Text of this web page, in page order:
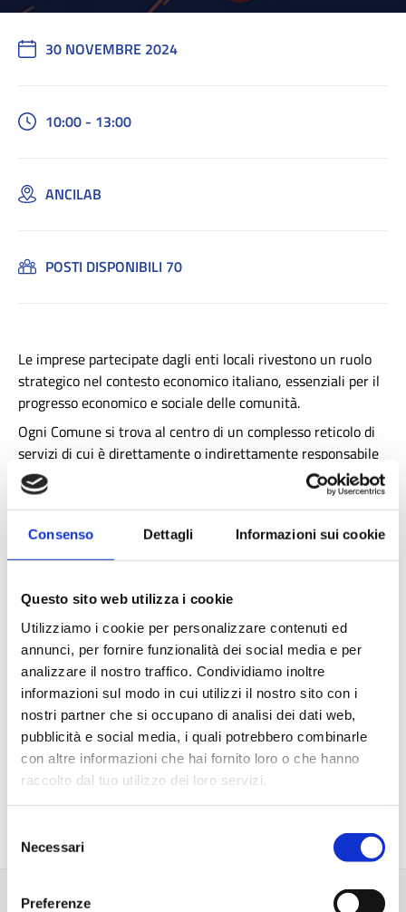
Consenso Dettagli Informazioni sui cookie
Questo sito web utilizza i cookie
Utilizziamo i cookie per personalizzare contenuti ed
annunci, per fornire funzionalità dei social media e per
analizzare il nostro traffico. Condividiamo inoltre
informazioni sul modo in cui utilizzi il nostro sito con i
nostri partner che si occupano di analisi dei dati web,
pubblicità e social media, i quali potrebbero combinarle
con altre informazioni che hai fornito loro o che hanno
raccolto dal tuo utilizzo dei loro servizi.
delNecessari
Preferenze
30 NOVEMBRE 2024
10:00 - 13:00
ANCILAB
POSTI DISPONIBILI 70
Le imprese partecipate dagli enti locali rivestono un ruolo
strategico nel contesto economico italiano, essenziali per il
progresso economico e sociale delle comunità.
Ogni Comune si trova al centro di un complesso reticolo di
servizi di cui è direttamente o indirettamente responsabile
e che travalicano la sua dimensione territoriale. Del resto,
nel tempo il Comune ha esternalizzato la gran parte delle
però mantiene compiti di indirizzo strategico e di controllo.
A partire da questa constatazione, l'incontro affronterà i
La gestione dei servizi pubblici in forma di impresa
L'esercizio dei servizi per ambiti ottimali
Il ruolo del Comune nella pluralità delle gestioni di
servizi in cui è coinvolto
Autonomia di impresa e indirizzi strategici
Qualità della gestione imprenditoriale e dei servizi
erogati e controllo delle amministrazioni pubbliche
Programma